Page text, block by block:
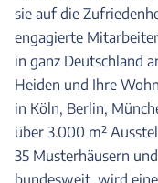
sie auf die
engagierte
in ganz Deutschland
Heiden und Ihre
in Köln, Berlin,
über 3.000 m²
35 Musterhäusern
bundesweit, wird